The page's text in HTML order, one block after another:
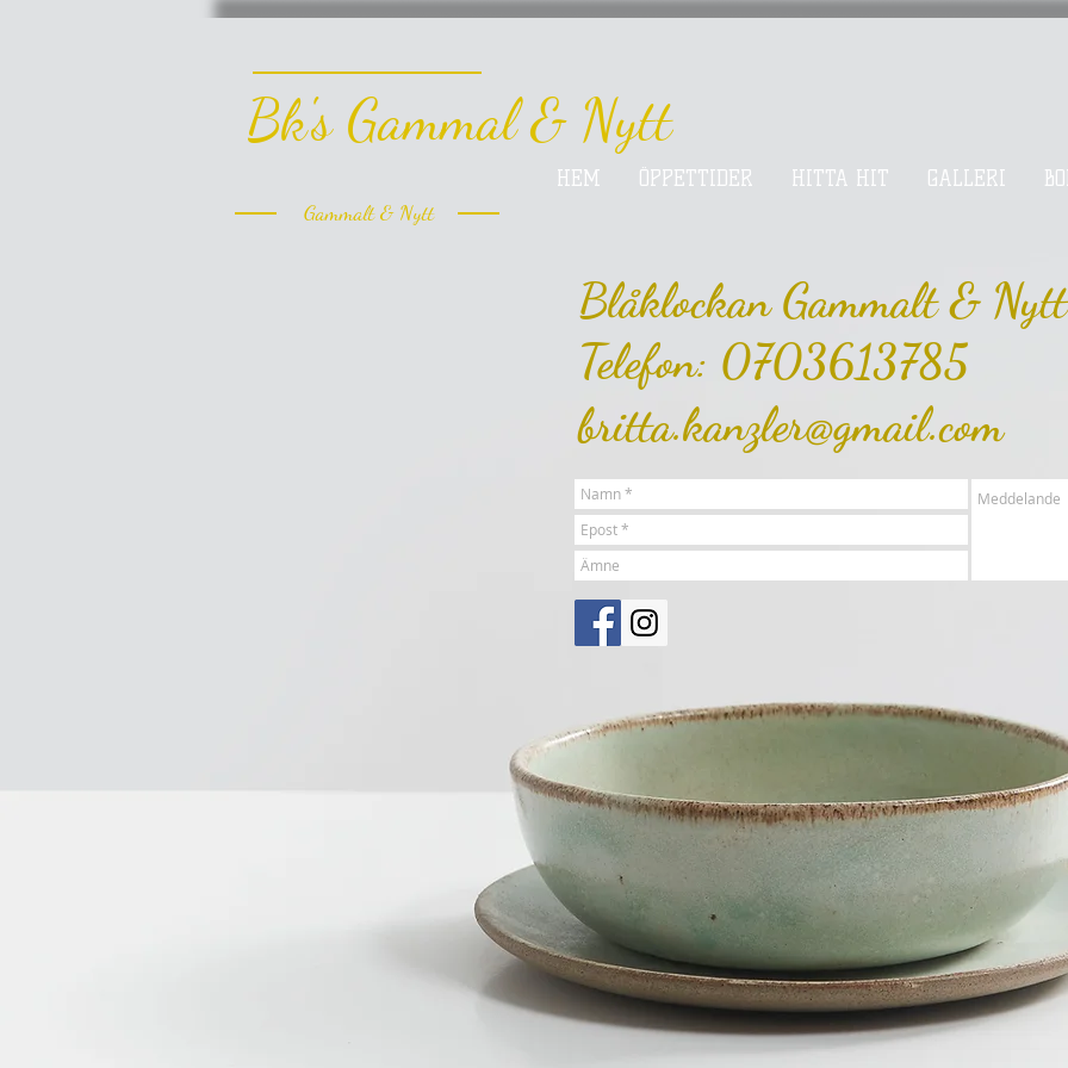
HEM ÖPPETTIDER HITTA HIT GALLERI
Blåklockan Gammalt & Nytt
Telefon: 0703613785
britta.kanzler@gmail.com
Bk's Gammal & Nytt
Gammalt & Nytt